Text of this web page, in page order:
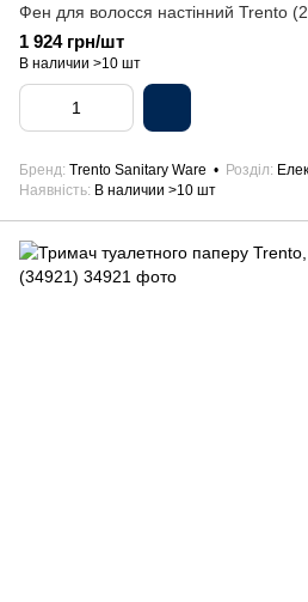
Фен для волосся настінний Trento
1 924 грн/шт
В наличии >10 шт
Бренд Trento Sanitary Ware Розділ
Наявність В наличии >10 шт